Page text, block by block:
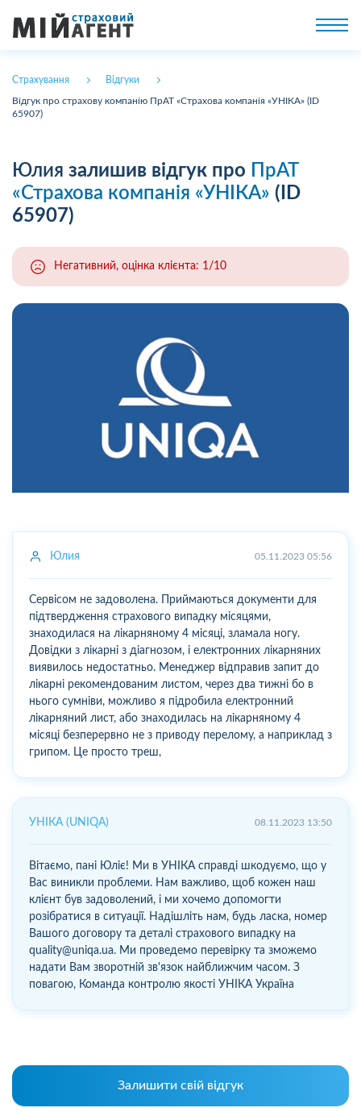
Страхування Відгуки
Відгук про страхову компанію ПрАТ «Страхова компанія «УНІКА» (ID
65907)
Юлия залишив відгук про
ПрАТ
«Страхова компанія «УНІКА» (ID
65907)
Негативний, оцінка клієнта: 1/10
Юлия 05.11.2023 05:56
Сервісом не задоволена. Приймаються документи для
підтвердження страхового випадку місяцями,
знаходилася на лікарняному 4 місяці, зламала ногу.
Довідки з лікарні з діагнозом, і електронних лікарняних
виявилось недостатньо. Менеджер відправив запит до
лікарні рекомендованим листом, через два тижні бо в
нього сумніви, можливо я підробила електронний
лікарняний лист, або знаходилась на лікарняному 4
місяці безперервно не з приводу перелому, а наприклад з
грипом. Це просто треш,
УНІКА (UNIQA) 08.11.2023 13:50
Вітаємо, пані Юліє! Ми в УНІКА справді шкодуємо, що у
Вас виникли проблеми. Нам важливо, щоб кожен наш
клієнт був задоволений, і ми хочемо допомогти
розібратися в ситуації. Надішліть нам, будь ласка, номер
Вашого договору та деталі страхового випадку на
quality@uniqa.ua. Ми проведемо перевірку та зможемо
надати Вам зворотній зв'язок найближчим часом. З
повагою, Команда контролю якості УНІКА Україна
Залишити свій відгук